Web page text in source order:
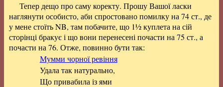
Тепер дещо про саму коректу. Прошу Вашої ласки
наглянути особисто, аби спростовано помилку на 74 ст., де
у мене стоїть NB, там побачите, що 1½ куплета на сій
сторінці бракує і що вони перенесені почасти на 75 ст., а
почасти на 76. Отже, повинно бути так:
Мумми чорної ревіння
Удала так натурально,
Що привабила із ями